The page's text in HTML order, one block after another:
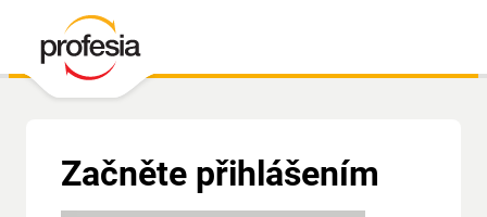
Začněte přihlášením